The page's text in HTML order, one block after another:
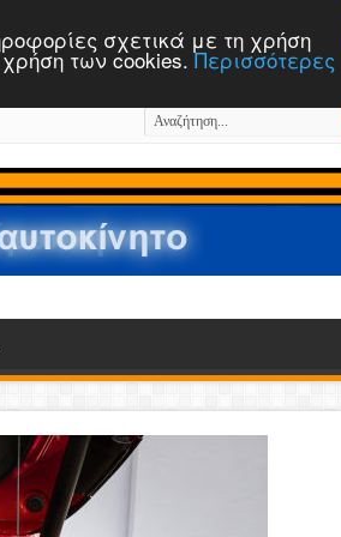
σχετικά με τη χρήση
χρήση των cookies.Περισσότερες